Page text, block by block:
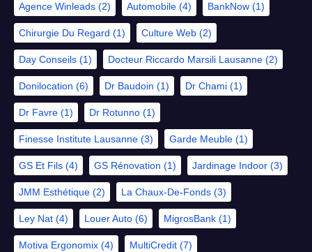
Agence Winleads (2) Automobile (4) BankNow (1)
Chirurgie Du Regard (1) Culture Web (2)
Day Conseils (1) Docteur Riccardo Marsili Lausanne (2)
Donilocation (6) Dr Baudoin (1) Dr Chami (1)
Dr Favre (1) Dr Rotunno (1)
Finesse Institute Lausanne (3) Garde Meuble (1)
GS Et Fils (4) GS Rénovation (1) Jardinage Indoor (3)
JMM Esthétique (2) La Chaux-De-Fonds (3)
Ley Nat (4) Louer Auto (6) MigrosBank (1)
Motiva Ergonomix (4) MultiCredit (7)